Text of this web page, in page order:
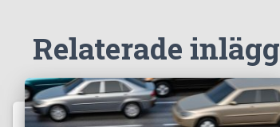
Relaterade inlägg